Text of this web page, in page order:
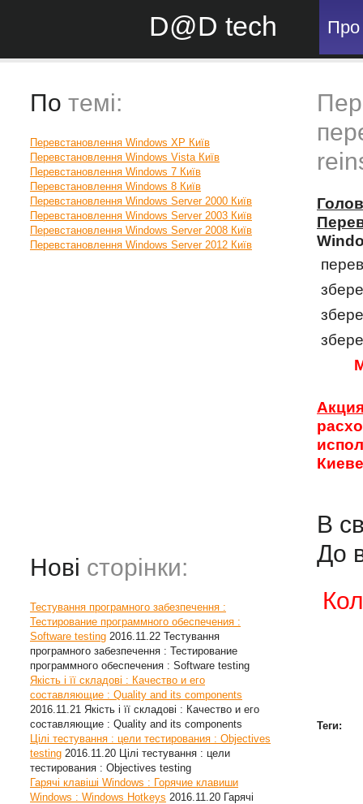
D@D tech Про
По темі:
Перевстановлення Windows XP Київ
Перевстановлення Windows Vista Київ
Перевстановлення Windows 7 Київ
Перевстановлення Windows 8 Київ
Перевстановлення Windows Server 2000 Київ
Перевстановлення Windows Server 2003 Київ
Перевстановлення Windows Server 2008 Київ
Перевстановлення Windows Server 2012 Київ
Нові сторінки:
Тестування програмного забезпечення :
Тестирование программного обеспечения :
Software testing 2016.11.22 Тестування
програмного забезпечення : Тестирование
программного обеспечения : Software testing
Якість і її складові : Качество и его
составляющие : Quality and its components
2016.11.21 Якість і її складові : Качество и его
составляющие : Quality and its components
Цілі тестування : цели тестирования : Objectives
testing 2016.11.20 Цілі тестування : цели
тестирования : Objectives testing
Гарячі клавіші Windows : Горячие клавиши
Windows : Windows Hotkeys 2016.11.20 Гарячі
В
До
Теги: